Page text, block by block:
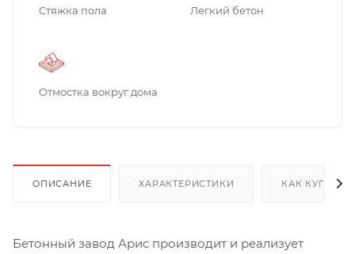
Стяжка пола Легкий бетон
Отмостка вокруг дома
ОПИСАНИЕ ХАРАКТЕРИСТИКИ КАК КУПИТЬ
Бетонный завод Арис производит и реализует